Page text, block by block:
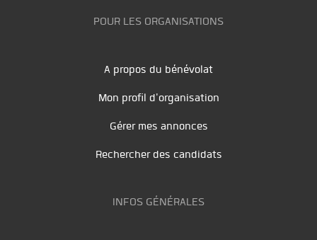
POUR LES ORGANISATIONS
A propos du bénévolat
Mon profil d'organisation
Gérer mes annonces
Rechercher des candidats
INFOS GÉNÉRALES